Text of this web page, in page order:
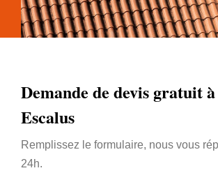
Demande de devis gratuit
Escalus
Remplissez le formulaire, nous vous
24h.